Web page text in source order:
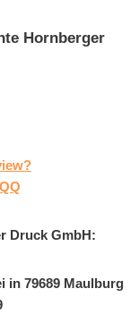
Hornberger
Druck GmbH:
in 79689 Maulburg